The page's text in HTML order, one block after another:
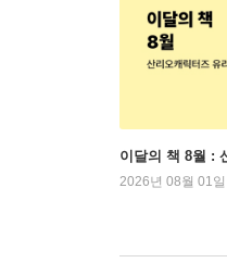
이달의 책 8월 :
2026년 08월 01